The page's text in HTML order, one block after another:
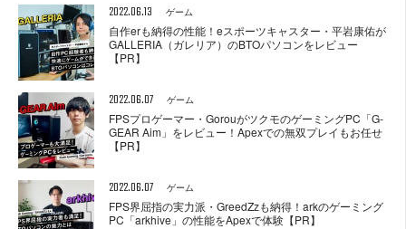
2022.06.13 ゲーム
自作erも納得の性能！eスポーツキャスター・平岩康佑が
GALLERIA（ガレリア）のBTOパソコンをレビュー
【PR】
2022.06.07 ゲーム
FPSプロゲーマー・GorouがツクモのゲーミングPC「G-
GEAR Aim」をレビュー！Apexでの無双プレイもお任せ
【PR】
2022.06.07 ゲーム
FPS界屈指の実力派・GreedZzも納得！arkのゲーミング
PC「arkhive」の性能をApexで体験【PR】